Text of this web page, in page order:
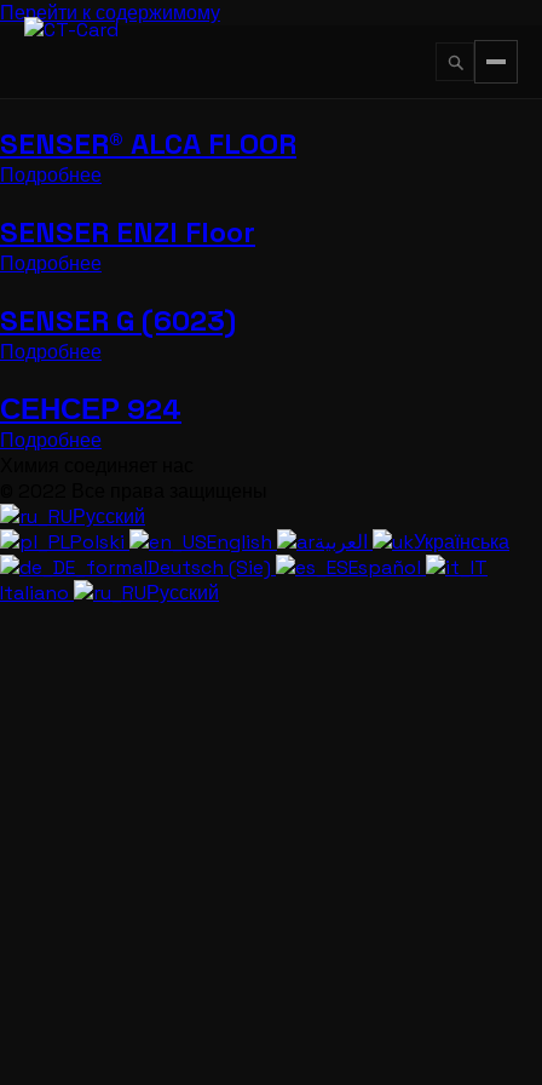
Перейти к содержимому
SENSER® ALCA FLOOR
Подробнее
SENSER ENZI Floor
Подробнее
SENSER G (6023)
Подробнее
СЕНСЕР 924
Подробнее
Русский
Polski
English
Українська
Deutsch (Sie)
Español
Italiano
Русский